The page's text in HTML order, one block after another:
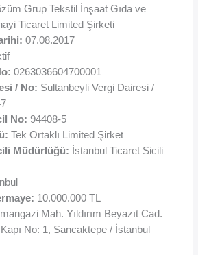
Grup Tekstil İnşaat Gıda ve
Ticaret Limited Şirketi
07.08.2017
0263036604700001
/ No: Sultanbeyli Vergi Dairesi /
No: 94408-5
Tek Ortaklı Limited Şirket
Müdürlüğü: İstanbul Ticaret Sicili
10.000.000 TL
Mah. Yıldırım Beyazıt Cad.
No: 1, Sancaktepe / İstanbul